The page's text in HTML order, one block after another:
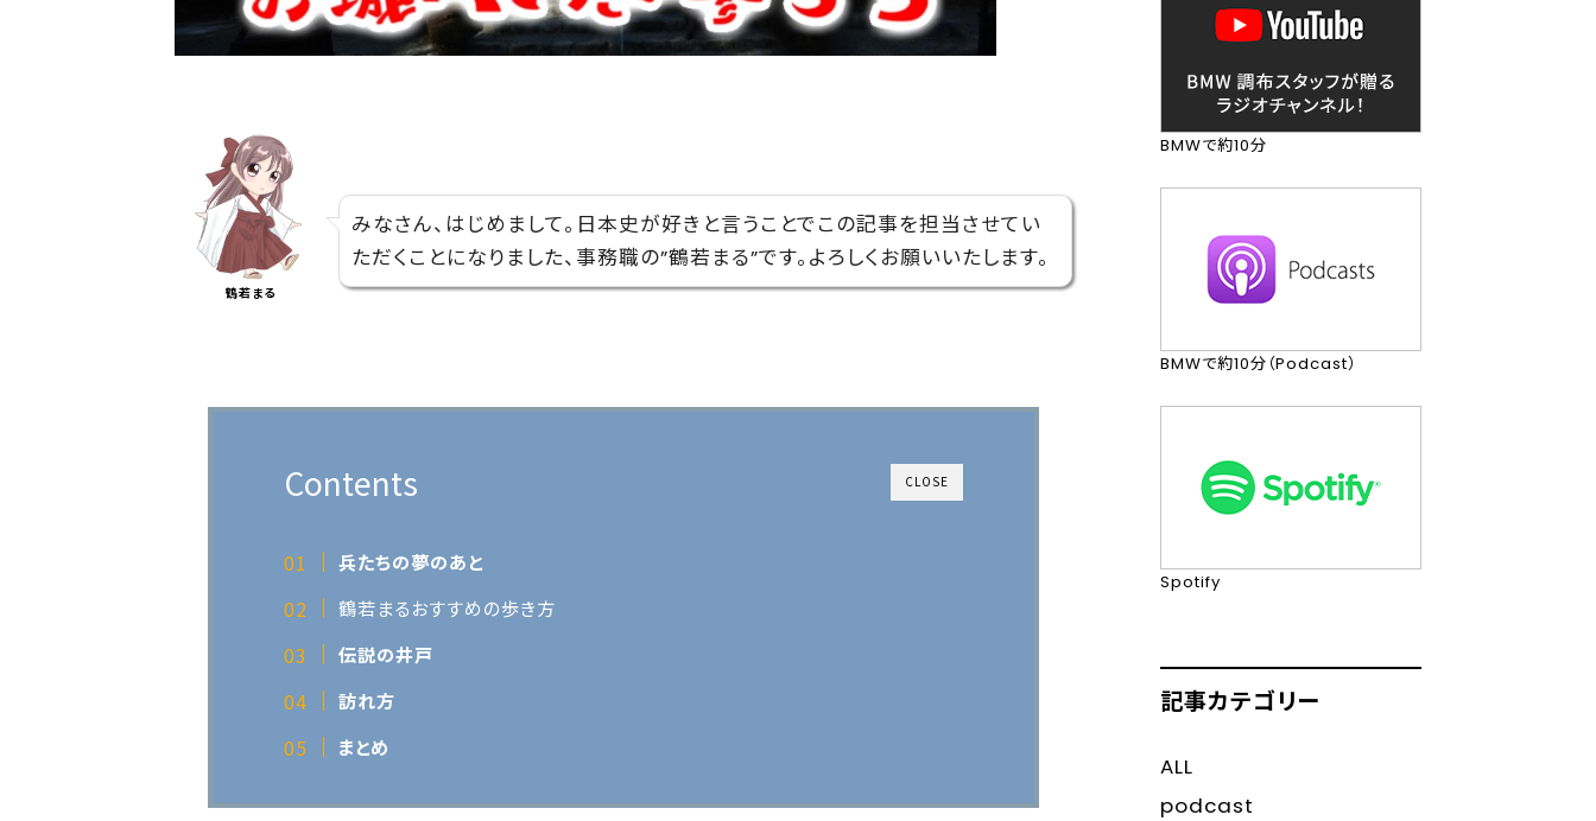
鶴若まる
みなさん、はじめまして。日本史が好きと言うことでこの記事を担当させてい
ただくことになりました、事務職の”鶴若まる”です。よろしくお願いいたします。
CLOSE
Contents
兵たちの夢のあと
鶴若まるおすすめの歩き方
伝説の井戸
訪れ方
まとめ
BMWで約10分
BMWで約10分（Podcast）
Spotify
記事カテゴリー
ALL
podcast